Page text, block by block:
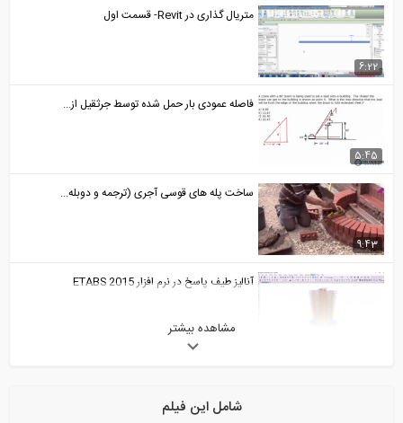
6:22
متریال گذاری در Revit- قسمت اول
5:45
فاصله عمودی بار حمل شده توسط جرثقیل از...
9:43
ساخت پله های قوسی آجری (ترجمه و دوبله...
آنالیز طیف پاسخ در نرم افزار ETABS 2015
مشاهده بیشتر
شامل این فیلم